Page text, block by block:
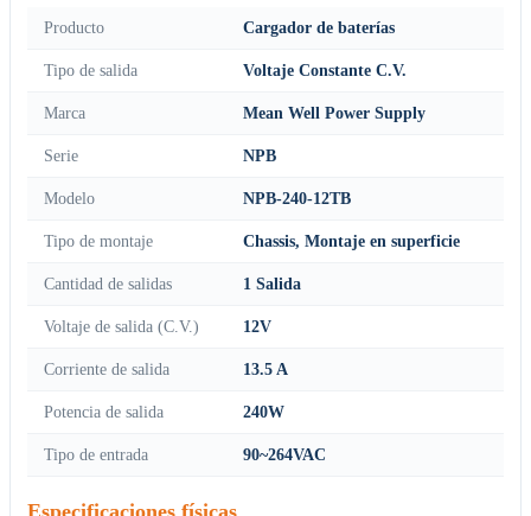
Producto Cargador de baterías
Tipo de salida Voltaje Constante C.V.
Marca Mean Well Power Supply
Serie NPB
Modelo NPB-240-12TB
Tipo de montaje Chassis, Montaje en superficie
Cantidad de salidas 1 Salida
Voltaje de salida (C.V.) 12V
Corriente de salida 13.5 A
Potencia de salida 240W
Tipo de entrada 90~264VAC
Especificaciones físicas